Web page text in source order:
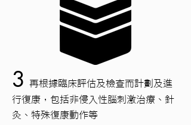
3 再根據臨床評估及檢查而計劃及進
行復康，包括非侵入性腦刺激治療、針
灸、特殊復康動作等